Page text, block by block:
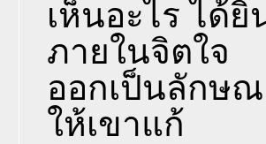
เห็นอะไร ได้
ภายในจิตใจ
ออกเป็นลักษ
ให้เขาแก้